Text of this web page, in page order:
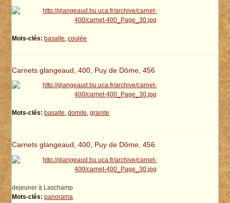
Mots-clés: basalte ,coulée
Carnets glangeaud, 400, Puy de Dôme, 456
Mots-clés: basalte,domite,granite
Carnets glangeaud, 400, Puy de Dôme, 456
dejeuner à Laschamp
Mots-clés: panorama